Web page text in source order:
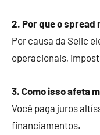
2. Por que o spread
Por causa da Selic
operacionais,
3. Como isso afeta
Você paga juros
financiamentos.